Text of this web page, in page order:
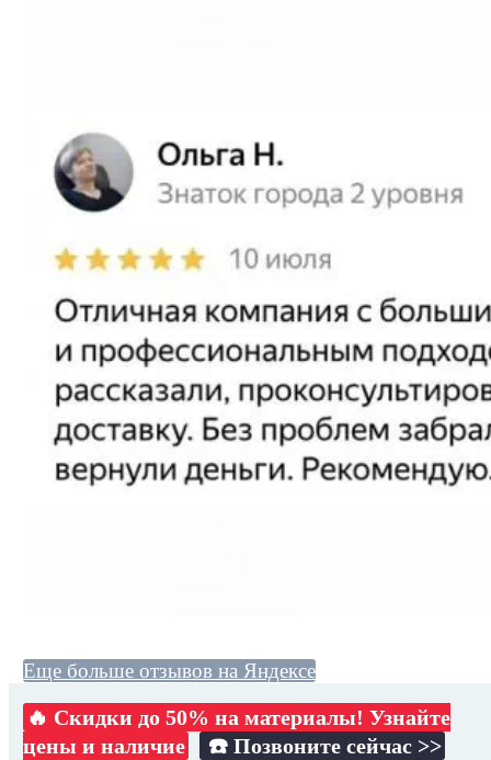
Еще больше отзывов на Яндексе
🔥 Скидки до 50% на материалы! Узнайте
цены и наличие
☎️ Позвоните сейчас >>